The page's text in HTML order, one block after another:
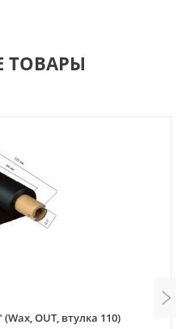
ТОВАРЫ
OUT, втулка 110)